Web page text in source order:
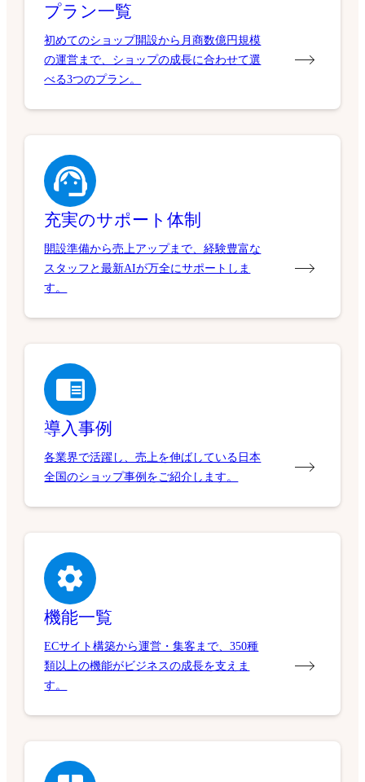
プラン一覧
初めてのショップ開設から月商数億円規模
の運営まで、ショップの成長に合わせて選
べる3つのプラン。
充実のサポート体制
開設準備から売上アップまで、経験豊富な
スタッフと最新AIが万全にサポートしま
す。
導入事例
各業界で活躍し、売上を伸ばしている日本
全国のショップ事例をご紹介します。
機能一覧
ECサイト構築から運営・集客まで、350種
類以上の機能がビジネスの成長を支えま
す。